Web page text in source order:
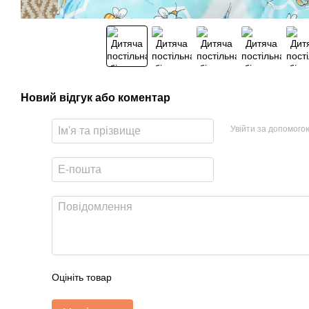
Новий відгук або коментар
Увійти за
Оцініть товар